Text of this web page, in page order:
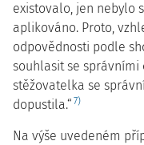
existovalo, jen nebylo
aplikováno. Proto,
odpovědnosti podle
souhlasit se správními
stěžovatelka se
dopustila.“ 7)
Na výše uvedeném